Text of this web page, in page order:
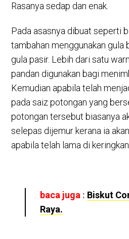
Rasanya sedap dan enak.
Pada asasnya dibuat seperti
tambahan menggunakan gula
gula pasir. Lebih dari satu
pandan digunakan bagi
Kemudian apabila telah
pada saiz potongan yang
potongan tersebut biasanya
selepas dijemur kerana ia
apabila telah lama di
baca juga : Biskut
Raya.